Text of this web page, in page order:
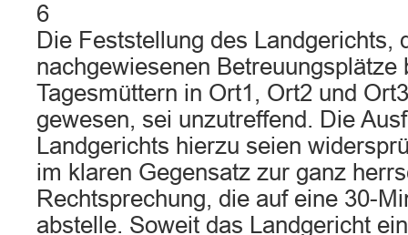
6
Die Feststellung des Landgerichts,
nachgewiesenen Betreuungsplätze
Tagesmüttern in Ort1, Ort2 und
gewesen, sei unzutreffend. Die
Landgerichts hierzu seien
im klaren Gegensatz zur ganz
Rechtsprechung, die auf eine 30-
abstelle. Soweit das Landgericht